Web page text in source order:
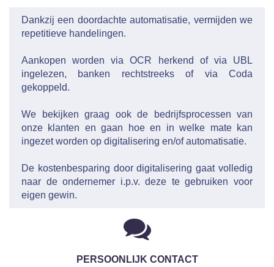
Dankzij een doordachte automatisatie, vermijden we
repetitieve handelingen.
Aankopen worden via OCR herkend of via UBL
ingelezen, banken rechtstreeks of via Coda
gekoppeld.
We bekijken graag ook de bedrijfsprocessen van
onze klanten en gaan hoe en in welke mate kan
ingezet worden op digitalisering en/of automatisatie.
De kostenbesparing door digitalisering gaat volledig
naar de ondernemer i.p.v. deze te gebruiken voor
eigen gewin.
PERSOONLIJK CONTACT